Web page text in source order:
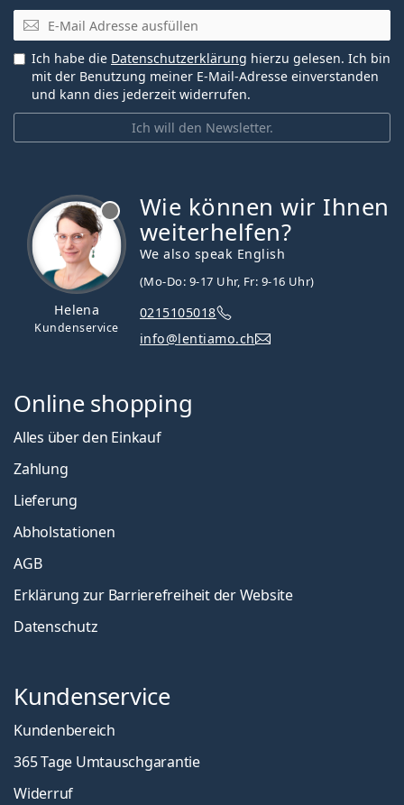
E-Mail
Ich will den Newsletter.
Ich habe die Datenschutzerklärung hierzu gelesen. Ich bin
mit der Benutzung meiner E-Mail-Adresse einverstanden
und kann dies jederzeit widerrufen.
Helena
Kundenservice
Wie können wir Ihnen
weiterhelfen?
We also speak English
(Mo-Do: 9-17 Uhr, Fr: 9-16 Uhr)
0215105018
info@lentiamo.ch
Online shopping
Alles über den Einkauf
Zahlung
Lieferung
Abholstationen
AGB
Erklärung zur Barrierefreiheit der Website
Datenschutz
Kundenservice
Kundenbereich
365 Tage Umtauschgarantie
Widerruf